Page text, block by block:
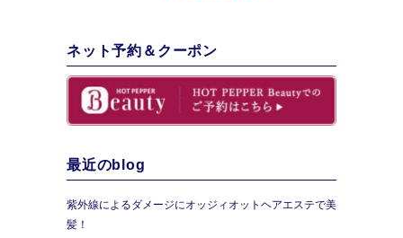
ネット予約＆クーポン
最近のblog
紫外線によるダメージにオッジィオットヘアエステで美
髪！